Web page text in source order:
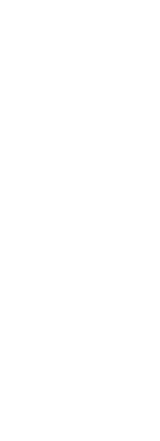
LA GIRONDE
avec l'Espagne (à
fait une ville idéale pour
notamment pour les
compacts
L'Allemagne reste
premium et les
maîtrisé. La
neufs avec option ou
marché selon votre
— sans que
d'annonces dans
pas.
VOTRE
: